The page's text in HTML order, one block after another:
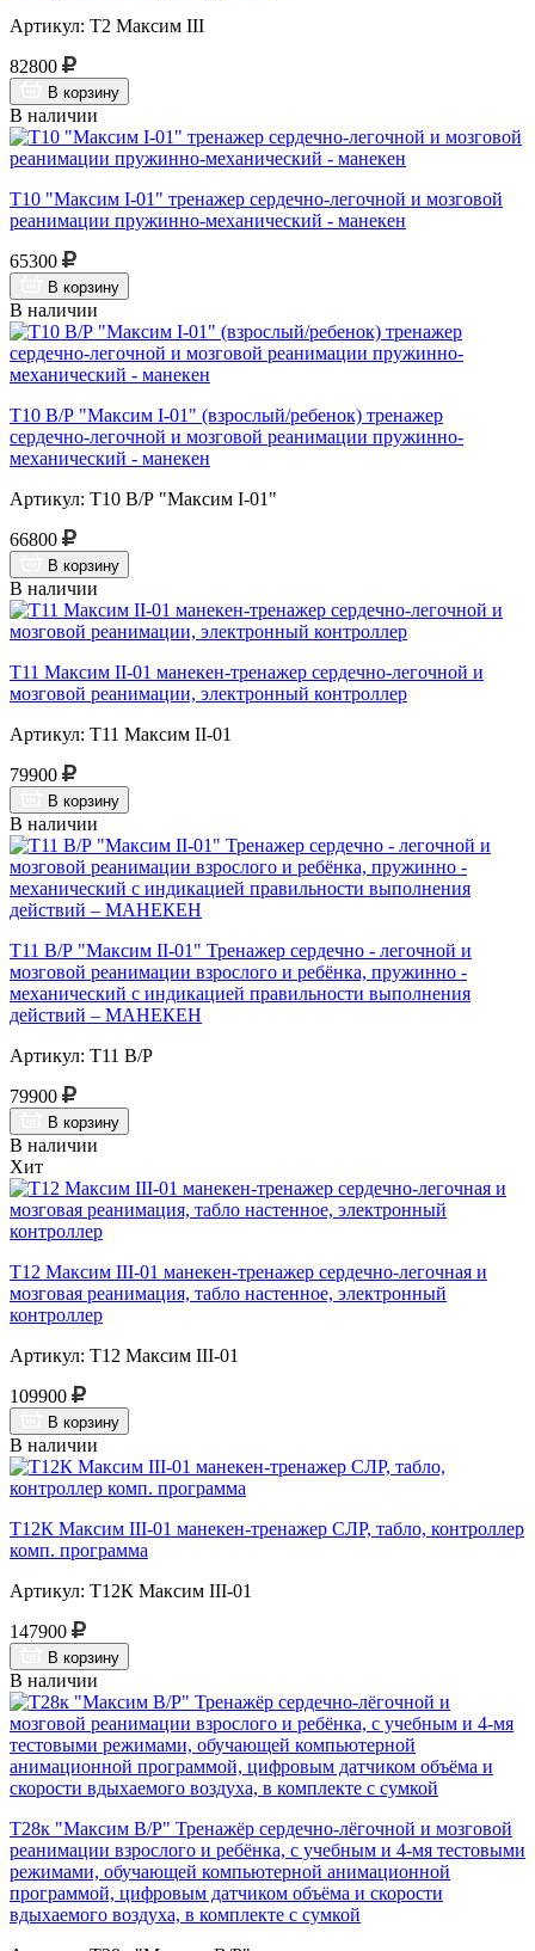
Артикул: Т2 Максим III
82800
В корзину
В наличии
Т10 "Максим I-01" тренажер сердечно-легочной и мозговой
реанимации пружинно-механический - манекен
65300
В корзину
В наличии
Т10 В/Р "Максим I-01" (взрослый/ребенок) тренажер
сердечно-легочной и мозговой реанимации пружинно-
механический - манекен
Артикул: Т10 В/Р "Максим I-01"
66800
В корзину
В наличии
Т11 Максим II-01 манекен-тренажер сердечно-легочной и
мозговой реанимации, электронный контроллер
Артикул: Т11 Максим II-01
79900
В корзину
В наличии
Т11 В/Р "Максим II-01" Тренажер сердечно - легочной и
мозговой реанимации взрослого и ребёнка, пружинно -
механический с индикацией правильности выполнения
действий – МАНЕКЕН
Артикул: Т11 В/Р
79900
В корзину
В наличии
Хит
Т12 Максим III-01 манекен-тренажер сердечно-легочная и
мозговая реанимация, табло настенное, электронный
контроллер
Артикул: Т12 Максим III-01
109900
В корзину
В наличии
Т12К Максим III-01 манекен-тренажер СЛР, табло, контроллер
комп. программа
Артикул: Т12К Максим III-01
147900
В корзину
В наличии
Т28к "Максим В/Р" Тренажёр сердечно-лёгочной и мозговой
реанимации взрослого и ребёнка, с учебным и 4-мя тестовыми
режимами, обучающей компьютерной анимационной
программой, цифровым датчиком объёма и скорости
вдыхаемого воздуха, в комплекте с сумкой